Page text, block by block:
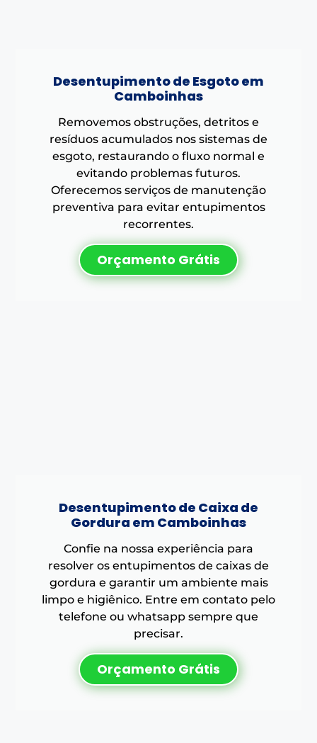
Desentupimento de Esgoto em
Camboinhas
Removemos obstruções, detritos e
resíduos acumulados nos sistemas de
esgoto, restaurando o fluxo normal e
evitando problemas futuros.
Oferecemos serviços de manutenção
preventiva para evitar entupimentos
recorrentes.
Orçamento Grátis
Desentupimento de Caixa de
Gordura em Camboinhas
Confie na nossa experiência para
resolver os entupimentos de caixas de
gordura e garantir um ambiente mais
limpo e higiênico. Entre em contato pelo
telefone ou whatsapp sempre que
precisar.
Orçamento Grátis